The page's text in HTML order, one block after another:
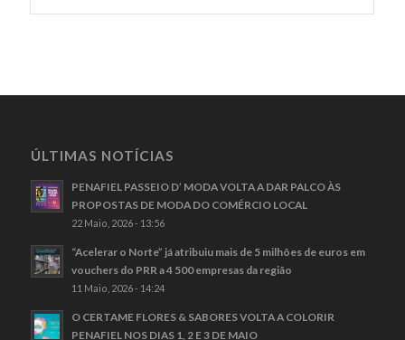
ÚLTIMAS NOTÍCIAS
PENAFIEL PASSEIO D’ MODA VOLTA A DAR PALCO ÀS
PROPOSTAS DE MODA DO COMÉRCIO LOCAL
22 Maio, 2026 - 13:56
“Acelerar o Norte” já atribuiu mais de 5 milhões de euros em
vouchers do PRR a 4 500 empresas da região
11 Maio, 2026 - 14:24
O CERTAME FLORES & SABORES VOLTA A COLORIR
PENAFIEL NOS DIAS 1, 2 E 3 DE MAIO